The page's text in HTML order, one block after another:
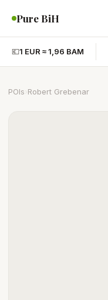
Pure BiH
💶1 EUR ≈ 1,96 BAM
POIs Robert Grebenar